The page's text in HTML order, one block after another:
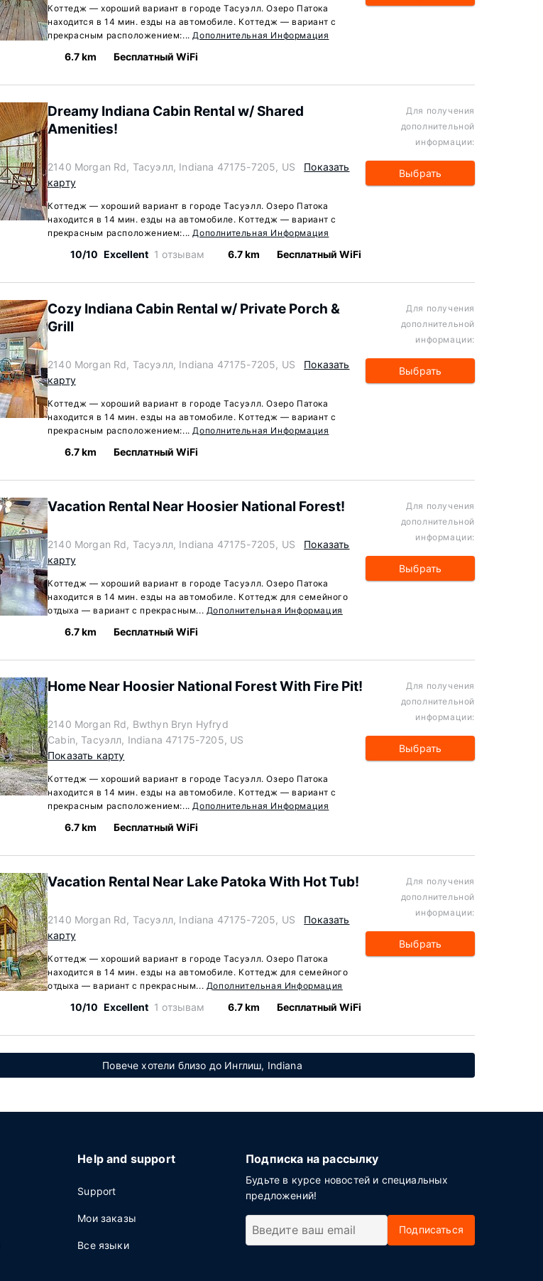
Коттедж — хороший вариант в городе Тасуэлл. Озеро Патока
находится в 14 мин. езды на автомобиле. Коттедж — вариант с
прекрасным расположением:...Дополнительная Информация
6.7 km Бесплатный WiFi
Dreamy Indiana Cabin Rental w/ Shared
Amenities!
2140 Morgan Rd, Тасуэлл, Indiana 47175-7205, US
Показать
карту
Коттедж — хороший вариант в городе Тасуэлл. Озеро Патока
находится в 14 мин. езды на автомобиле. Коттедж — вариант с
прекрасным расположением:...Дополнительная Информация
10/10 Excellent 1 отзывам 6.7 km Бесплатный WiFi
Для получения
дополнительной
информации:
Выбрать
Cozy Indiana Cabin Rental w/ Private Porch &
Grill
2140 Morgan Rd, Тасуэлл, Indiana 47175-7205, US
Показать
карту
Коттедж — хороший вариант в городе Тасуэлл. Озеро Патока
находится в 14 мин. езды на автомобиле. Коттедж — вариант с
прекрасным расположением:...Дополнительная Информация
6.7 km Бесплатный WiFi
Для получения
дополнительной
информации:
Выбрать
Vacation Rental Near Hoosier National Forest!
2140 Morgan Rd, Тасуэлл, Indiana 47175-7205, US
Показать
карту
Коттедж — хороший вариант в городе Тасуэлл. Озеро Патока
находится в 14 мин. езды на автомобиле. Коттедж для семейного
отдыха — вариант с прекрасным... Дополнительная Информация
6.7 km Бесплатный WiFi
Для получения
дополнительной
информации:
Выбрать
Home Near Hoosier National Forest With Fire Pit!
2140 Morgan Rd, Bwthyn Bryn Hyfryd
Cabin, Тасуэлл, Indiana 47175-7205, US
Показать карту
Коттедж — хороший вариант в городе Тасуэлл. Озеро Патока
находится в 14 мин. езды на автомобиле. Коттедж — вариант с
прекрасным расположением:...Дополнительная Информация
6.7 km Бесплатный WiFi
Для получения
дополнительной
информации:
Выбрать
Vacation Rental Near Lake Patoka With Hot Tub!
2140 Morgan Rd, Тасуэлл, Indiana 47175-7205, US
Показать
карту
Коттедж — хороший вариант в городе Тасуэлл. Озеро Патока
находится в 14 мин. езды на автомобиле. Коттедж для семейного
отдыха — вариант с прекрасным... Дополнительная Информация
10/10 Excellent 1 отзывам 6.7 km Бесплатный WiFi
Для получения
дополнительной
информации:
Выбрать
Повече хотели близо до Инглиш, Indiana
Help and support
Support
Мои заказы
Все языки
Подписка на рассылку
Будьте в курсе новостей и специальных
предложений!
Подписаться